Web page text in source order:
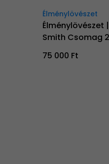
Élménylövészet
Élménylövészet
Smith Csomag
75 000 Ft